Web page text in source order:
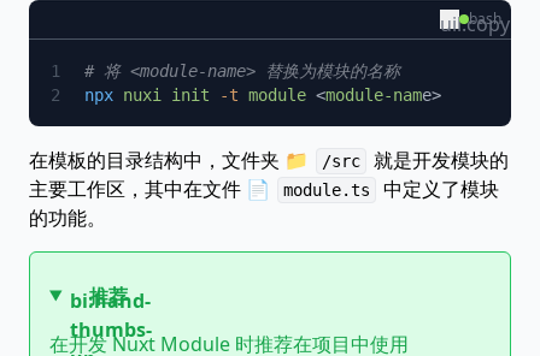
uil:copy
bash
npx nuxi init -t module <module-nam
在模板的目录结构中，文件夹 📁 /src
就是开发模块的
主要工作区，其中在文件 📄
module.ts
中定义了模块
的功能。
bi:hand-
thumbs-
推荐
在开发 Nuxt Module 时推荐在项目中使用